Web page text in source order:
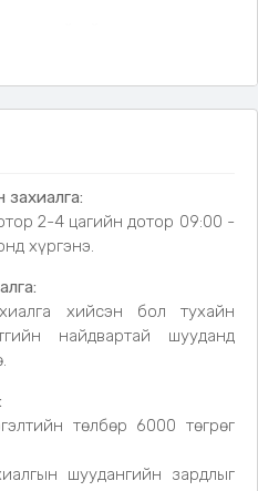
брезентэн
хөдөлгөөнгүй
туяанаас хамгаална
хадгалахад зай бага эзэлнэ,
захиалга:
2-4 цагийн дотор 09:00 -
хүргэнэ.
хийсэн бол тухайн
найдвартай шууданд
төлбөр 6000 төгрөг
шуудангийн зардлыг